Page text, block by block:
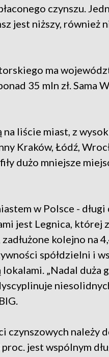
czynszu.
jest niższy, również
ma
35 mln zł. Sama
na liście miast, z
Kraków, Łódź,
dużo mniejsze
w Polsce - długi
jest Legnica, której
kolejno na
spółdzielni i
„Nadal duża
czynszowych należy
jest wspólnym